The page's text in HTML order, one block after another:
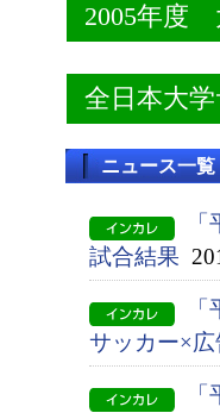
2005年度
全日本大
ニュース一覧
試合結果
サッカー×